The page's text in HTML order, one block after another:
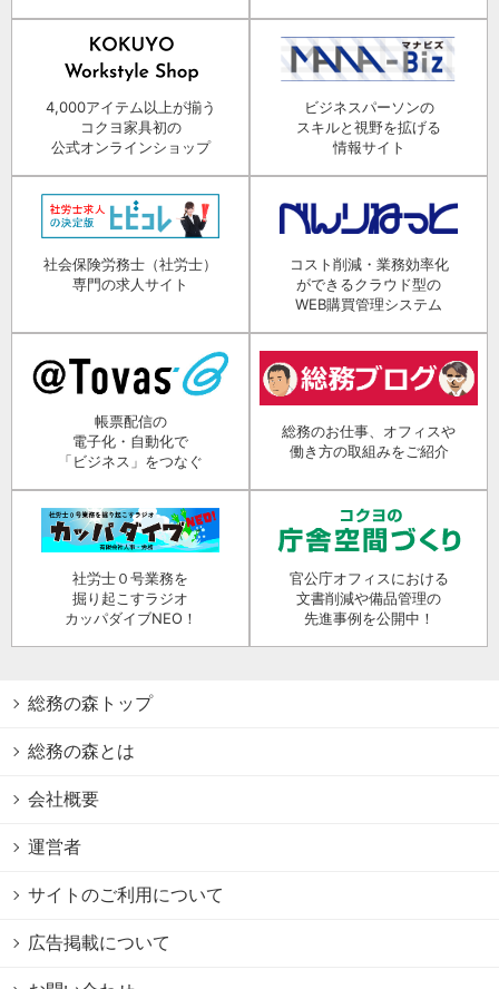
4,000アイテム以上が揃う
コクヨ家具初の
公式オンラインショップ
ビジネスパーソンの
スキルと視野を拡げる
情報サイト
社会保険労務士（社労士）
専門の求人サイト
コスト削減・業務効率化
ができるクラウド型の
WEB購買管理システム
帳票配信の
電子化・自動化で
「ビジネス」をつなぐ
総務のお仕事、オフィスや
働き方の取組みをご紹介
社労士０号業務を
掘り起こすラジオ
カッパダイブNEO！
官公庁オフィスにおける
文書削減や備品管理の
先進事例を公開中！
総務の森トップ
総務の森とは
会社概要
運営者
サイトのご利用について
広告掲載について